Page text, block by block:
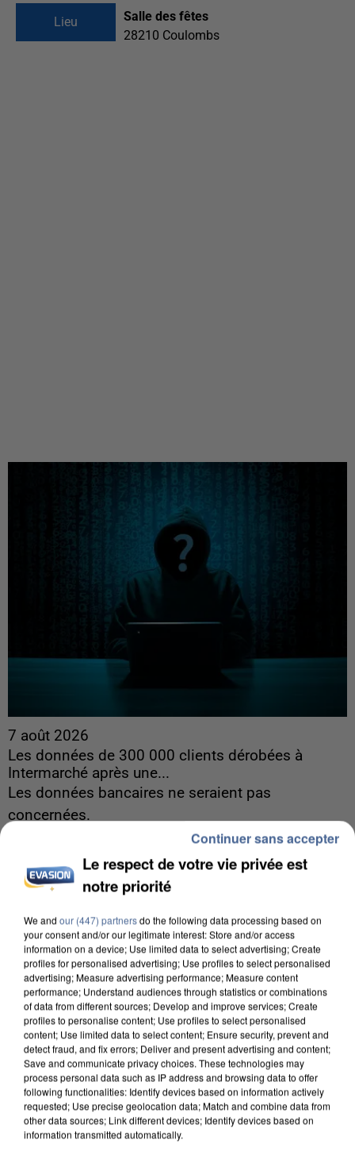
Lieu
Salle des fêtes
28210 Coulombs
7 août 2026
Les données de 300 000 clients dérobées à
Intermarché après une...
Les données bancaires ne seraient pas
concernées.
7 août 2026
Un second cadre de la DZ Mafia interpellé en
Algérie
Le respect de votre vie privée est
notre priorité
We and our (447) partnersdo the following data processing based on
your consent and/or our legitimate interest: Store and/or access
information on a device; Use limited data to select advertising; Create
profiles for personalised advertising; Use profiles to select personalised
advertising; Measure advertising performance; Measure content
performance; Understand audiences through statistics or combinations
of data from different sources; Develop and improve services; Create
profiles to personalise content; Use profiles to select personalised
content; Use limited data to select content; Ensure security, prevent and
detect fraud, and fix errors; Deliver and present advertising and content;
Save and communicate privacy choices. These technologies may
process personal data such as IP address and browsing data to offer
following functionalities: Identify devices based on information actively
requested; Use precise geolocation data; Match and combine data from
other data sources; Link different devices; Identify devices based on
information transmitted automatically.
Continuer sans accepter